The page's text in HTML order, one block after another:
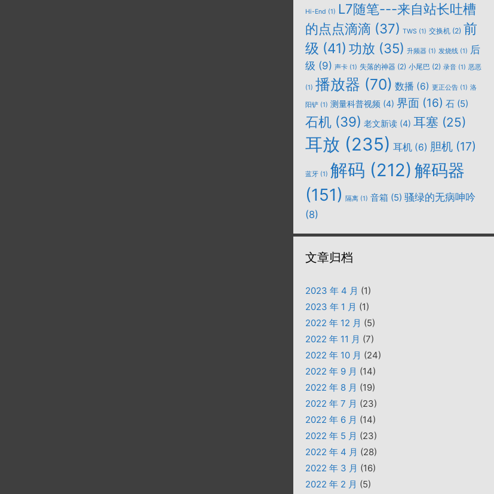
Hi-End (1) L7随笔---来自站长吐槽
的点点滴滴 (37) TWS (1) 交换机 (2) 前
级 (41) 功放 (35) 升频器 (1) 发烧线 (1) 后
级 (9) 声卡 (1) 失落的神器 (2) 小尾巴 (2) 录音 (1) 恶恶
(1) 播放器 (70) 数播 (6) 更正公告 (1) 洛
阳铲 (1) 测量科普视频 (4) 界面 (16) 石 (5)
石机 (39) 老文新读 (4) 耳塞 (25)
耳放 (235) 耳机 (6) 胆机 (17)
蓝牙 (1) 解码 (212) 解码器
(151) 隔离 (1) 音箱 (5) 骚绿的无病呻吟
(8)
文章归档
2023 年 4 月 (1)
2023 年 1 月 (1)
2022 年 12 月 (5)
2022 年 11 月 (7)
2022 年 10 月 (24)
2022 年 9 月 (14)
2022 年 8 月 (19)
2022 年 7 月 (23)
2022 年 6 月 (14)
2022 年 5 月 (23)
2022 年 4 月 (28)
2022 年 3 月 (16)
2022 年 2 月 (5)